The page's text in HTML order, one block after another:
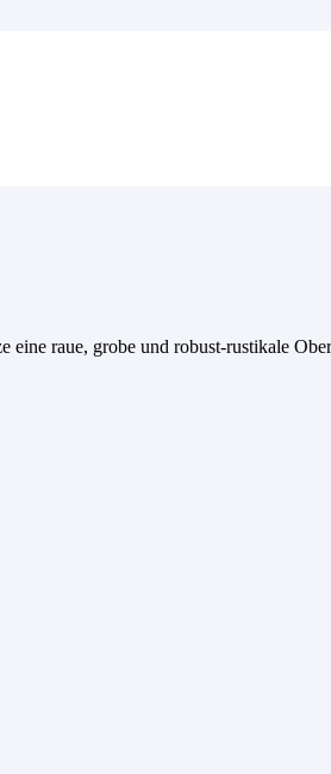
raue, grobe und robust-rustikale